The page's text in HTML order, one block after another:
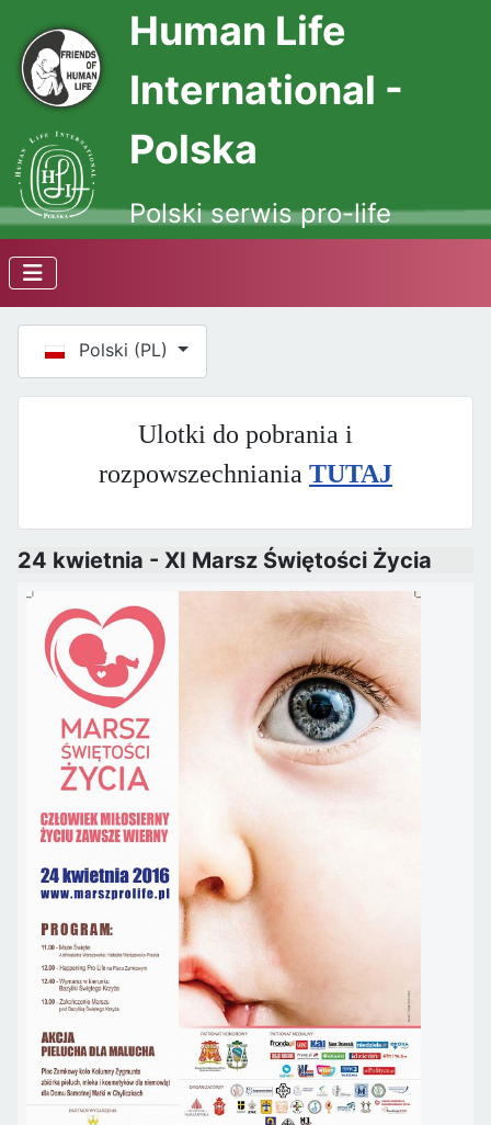
Human Life
International -
Polska
Polski serwis pro-life
Wybierz swój język
Polski (PL)
Ulotki do pobrania i
rozpowszechniania TUTAJ
24 kwietnia - XI Marsz Świętości Życia